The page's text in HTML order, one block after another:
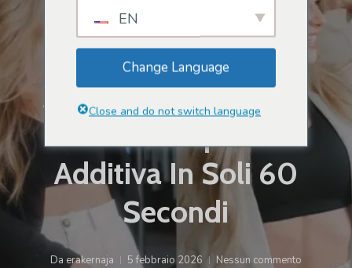
Nuova App Aiuta Le
Donne A Vedere In
Anteprima I Risultati
Additiva In Soli 60
Secondi
Da erakernaja 5 febbraio 2026 Nessun commento
EN
Change Language
Close and do not switch language